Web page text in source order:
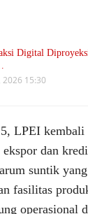
Digital
2026 15:30
LPEI
dan
suntik
fasilitas
operasional